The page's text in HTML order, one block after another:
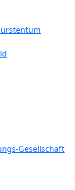
Gesellschaft